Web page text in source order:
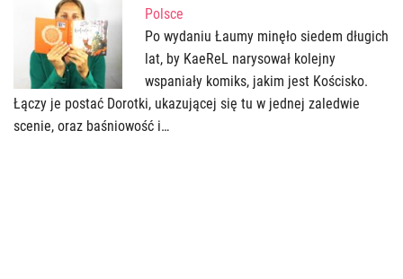
Polsce
Po wydaniu Łaumy minęło siedem długich
lat, by KaeReL narysował kolejny
wspaniały komiks, jakim jest Kościsko.
Łączy je postać Dorotki, ukazującej się tu w jednej zaledwie
scenie, oraz baśniowość i…